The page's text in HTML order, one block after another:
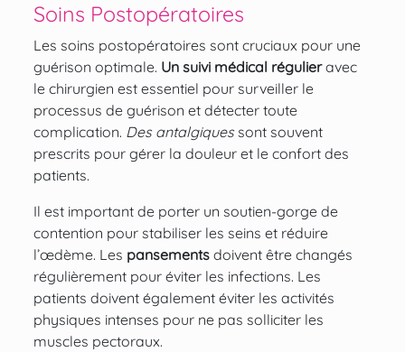
Soins Postopératoires
Les soins postopératoires sont cruciaux pour une
guérison optimale. Un suivi médical régulieravec
le chirurgien est essentiel pour surveiller le
processus de guérison et détecter toute
complication. Des antalgiquessont souvent
prescrits pour gérer la douleur et le confort des
patients.
Il est important de porter un soutien-gorge de
contention pour stabiliser les seins et réduire
l’œdème. Les pansementsdoivent être changés
régulièrement pour éviter les infections. Les
patients doivent également éviter les activités
physiques intenses pour ne pas solliciter les
muscles pectoraux.